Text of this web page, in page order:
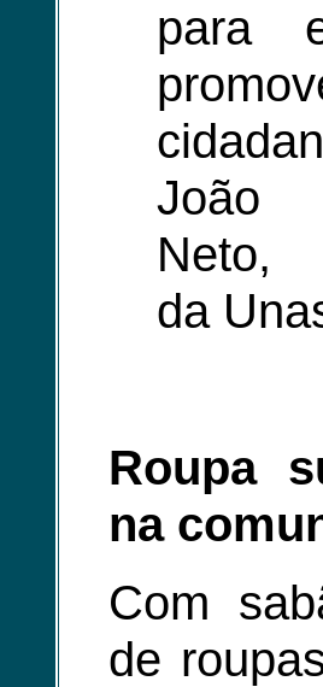
para
João
Neto,
da
Roupa
na
Com
de